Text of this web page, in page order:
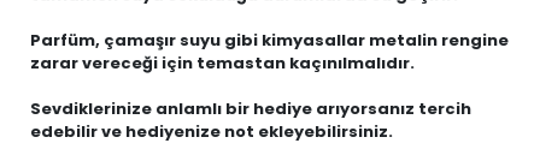
Parfüm, çamaşır suyu gibi kimyasallar metalin rengine
zarar vereceği için temastan kaçınılmalıdır.
Sevdiklerinize anlamlı bir hediye arıyorsanız tercih
edebilir ve hediyenize not ekleyebilirsiniz.